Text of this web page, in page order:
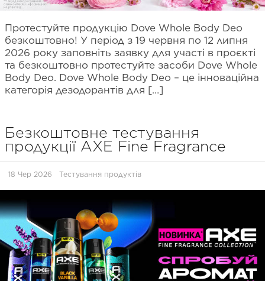
Протестуйте продукцію Dove Whole Body Deo
безкоштовно! У період з 19 червня по 12 липня
2026 року заповніть заявку для участі в проєкті
та безкоштовно протестуйте засоби Dove Whole
Body Deo. Dove Whole Body Deo – це інноваційна
категорія дезодорантів для […]
Безкоштовне тестування
продукції AXE Fine Fragrance
18 Чер 2026 Тестування продуктів